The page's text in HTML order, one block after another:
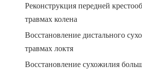
Реконструкция передней
травмах колена
Восстановление дистального
травмах локтя
Восстановление сухожилия